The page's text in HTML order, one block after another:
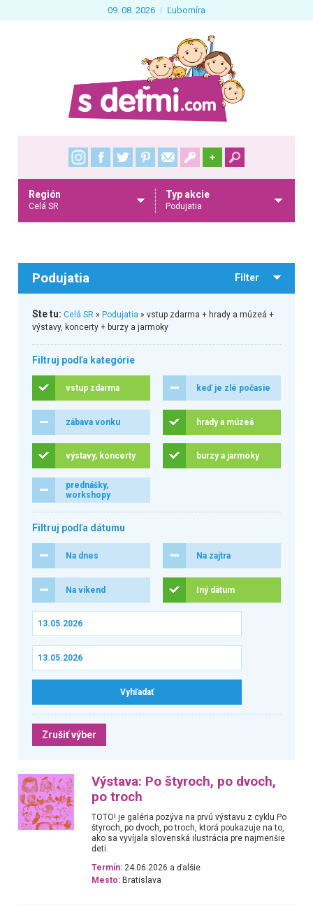
09. 08. 2026 Ľubomíra
+
Región
Celá SR
Typ akcie
Podujatia
Podujatia Filter
Ste tu: Celá SR» Podujatia » vstup zdarma + hrady a múzeá +
výstavy, koncerty + burzy a jarmoky
Filtruj podľa kategórie
vstup zdarma keď je zlé počasie
zábava vonku hrady a múzeá
výstavy, koncerty burzy a jarmoky
prednášky,
workshopy
Filtruj podľa dátumu
Na dnes Na zajtra
Na víkend Iný dátum
Zrušiť výber
Výstava: Po štyroch, po dvoch,
po troch
TOTO! je galéria pozýva na prvú výstavu z cyklu Po
štyroch, po dvoch, po troch, ktorá poukazuje na to,
ako sa vyvíjala slovenská ilustrácia pre najmenšie
deti.
Termín: 24.06.2026 a ďalšie
Mesto: Bratislava